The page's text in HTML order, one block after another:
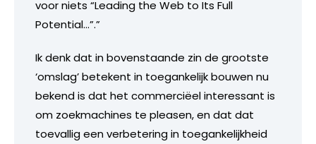
voor niets “Leading the Web to Its Full
Potential…”.”
Ik denk dat in bovenstaande zin de grootste
‘omslag’ betekent in toegankelijk bouwen nu
bekend is dat het commerciëel interessant is
om zoekmachines te pleasen, en dat dat
toevallig een verbetering in toegankelijkheid